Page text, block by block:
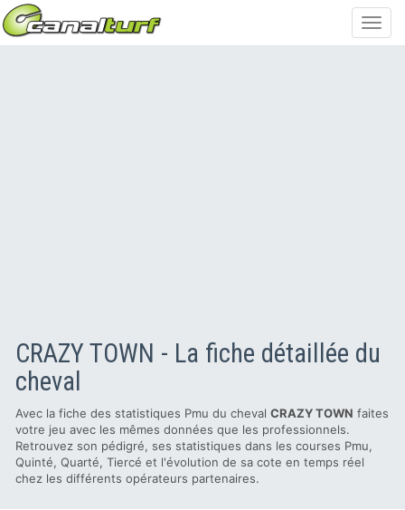
CRAZY TOWN - La fiche détaillée du
cheval
Avec la fiche des statistiques Pmu du cheval CRAZY TOWN faites
votre jeu avec les mêmes données que les professionnels.
Retrouvez son pédigré, ses statistiques dans les courses Pmu,
Quinté, Quarté, Tiercé et l'évolution de sa cote en temps réel
chez les différents opérateurs partenaires.